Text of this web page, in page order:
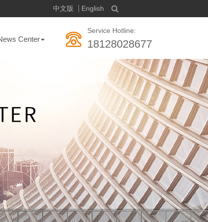
中文版 English
Center
Service Hotline:
18128028677